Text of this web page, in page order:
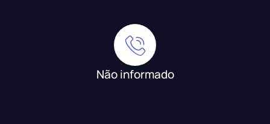
Não informado